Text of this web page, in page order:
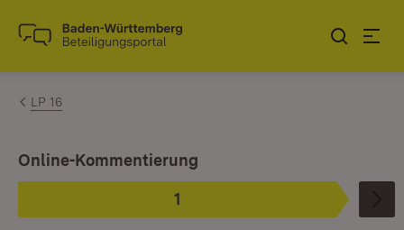
Zum Inhalt springen
Link zur Startseite
LP 16
Phase
1
:
Ist ausgewählt.
Online-Kommentierung